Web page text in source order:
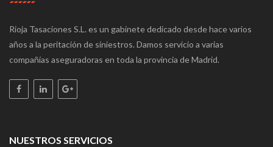
Rioja Tasaciones S.L. es un gabinete dedicado desde hace varios
años a la peritación de siniestros. Damos servicio a varias
compañías aseguradoras en toda la provincia de Madrid.
NUESTROS SERVICIOS